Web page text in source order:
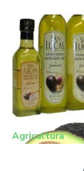
Agricultura